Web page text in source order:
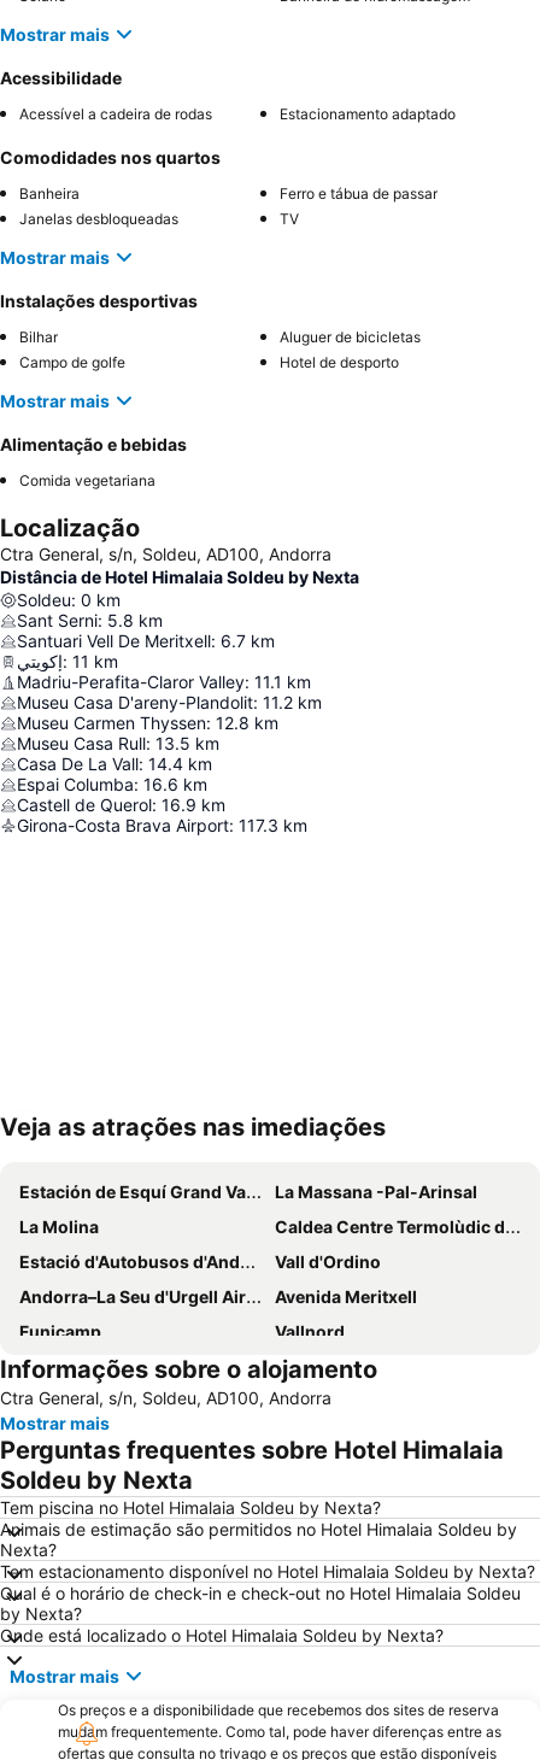
Mostrar mais
Acessibilidade
Acessível a cadeira de rodas Estacionamento adaptado
Comodidades nos quartos
Banheira
Ferro e tábua de passar
Janelas desbloqueadas
TV
Mostrar mais
Instalações desportivas
Bilhar
Aluguer de bicicletas
Campo de golfe
Hotel de desporto
Mostrar mais
Alimentação e bebidas
Comida vegetariana
Localização
Ctra General, s/n, Soldeu, AD100, Andorra
Distância de Hotel Himalaia Soldeu by Nexta
Soldeu: 0 km
Sant Serni: 5.8 km
Santuari Vell De Meritxell: 6.7 km
إكويتي: 11 km
Madriu-Perafita-Claror Valley: 11.1 km
Museu Casa D'areny-Plandolit: 11.2 km
Museu Carmen Thyssen: 12.8 km
Museu Casa Rull: 13.5 km
Casa De La Vall: 14.4 km
Espai Columba: 16.6 km
Castell de Querol: 16.9 km
Girona-Costa Brava Airport: 117.3 km
Ampliar mapa
Veja as atrações nas imediações
Estación de Esquí Grand Valira
La Massana -Pal-Arinsal
La Molina
Caldea Centre Termolùdic d' Andorra
Estació d'Autobusos d'Andorra
Vall d'Ordino
Andorra–La Seu d'Urgell Airport
Avenida Meritxell
Funicamp
Vallnord
Font-Romeu Pyrénées 2000
Vall de Núria
Turisnat Pirineus
Masella
Vall de Canillo
Guzet neige
Cremallera de Núria
Andorra Romànica -centre d'interpretació
Catedral de la Seu d´Urgell
Ax 3 Domaines
Puigcerdà
Parque Natural de Cadí-Moixeró
Vall de Núria
Informações sobre o alojamento
Ctra General, s/n, Soldeu, AD100, Andorra
Mostrar mais
Perguntas frequentes sobre Hotel Himalaia
Soldeu by Nexta
Tem piscina no Hotel Himalaia Soldeu by Nexta?
Animais de estimação são permitidos no Hotel Himalaia Soldeu by
Nexta?
Tem estacionamento disponível no Hotel Himalaia Soldeu by Nexta?
Qual é o horário de check-in e check-out no Hotel Himalaia Soldeu
by Nexta?
Onde está localizado o Hotel Himalaia Soldeu by Nexta?
Mostrar mais
Os preços e a disponibilidade que recebemos dos sites de reserva
mudam frequentemente. Como tal, pode haver diferenças entre as
ofertas que consulta no trivago e os preços que estão disponíveis